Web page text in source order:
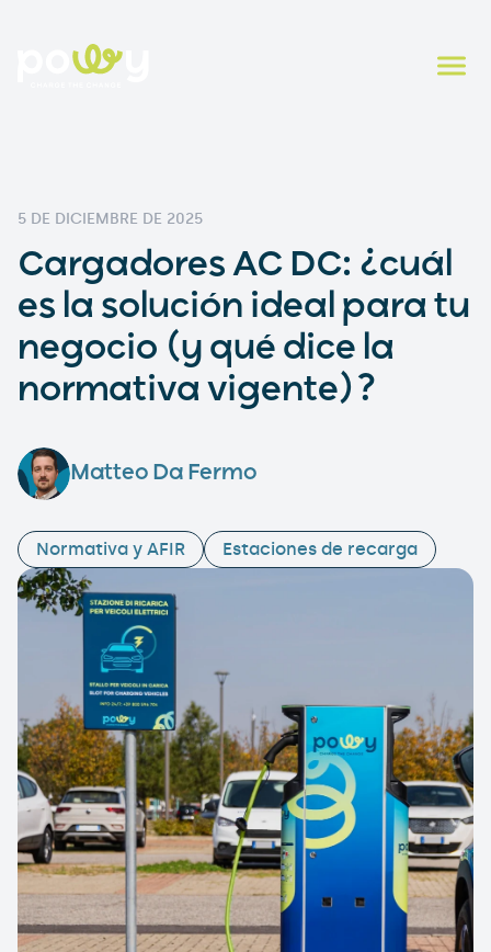
5 DE DICIEMBRE DE 2025
Cargadores AC DC: ¿cuál
es la solución ideal para tu
negocio (y qué dice la
normativa vigente)?
Matteo Da Fermo
Normativa y AFIR Estaciones de recarga